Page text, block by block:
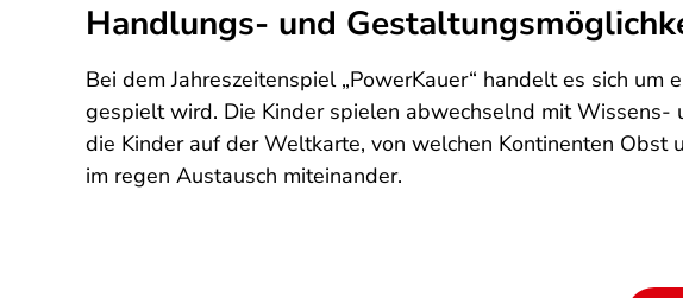
Handlungs- und
Bei dem Jahreszeitenspiel „PowerKauer“ handelt es sich
gespielt wird. Die Kinder spielen abwechselnd mit Wissens-
die Kinder auf der Weltkarte, von welchen Kontinenten
im regen Austausch miteinander.